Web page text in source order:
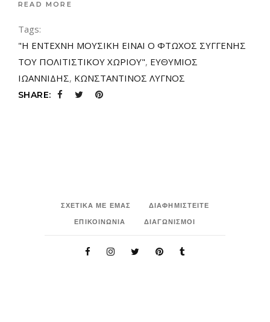
READ MORE
Tags:
"Η ΕΝΤΕΧΝΗ ΜΟΥΣΙΚΗ ΕΙΝΑΙ Ο ΦΤΩΧΟΣ ΣΥΓΓΕΝΗΣ
ΤΟΥ ΠΟΛΙΤΙΣΤΙΚΟΥ ΧΩΡΙΟΥ", ΕΥΘΥΜΙΟΣ
ΙΩΑΝΝΙΔΗΣ, ΚΩΝΣΤΑΝΤΙΝΟΣ ΛΥΓΝΟΣ
SHARE:
ΣΧΕΤΙΚΑ ΜΕ ΕΜΑΣ
ΔΙΑΦΗΜΙΣΤΕΙΤΕ
ΕΠΙΚΟΙΝΩΝΙΑ
ΔΙΑΓΩΝΙΣΜΟΙ